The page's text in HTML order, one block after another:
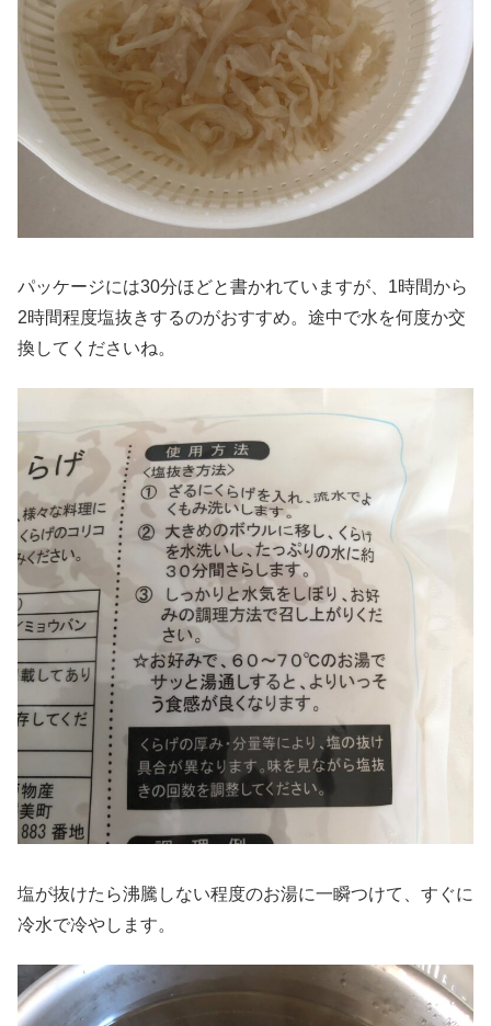
パッケージには30分ほどと書かれていますが、1時間から
2時間程度塩抜きするのがおすすめ。途中で水を何度か交
換してくださいね。
塩が抜けたら沸騰しない程度のお湯に一瞬つけて、すぐに
冷水で冷やします。